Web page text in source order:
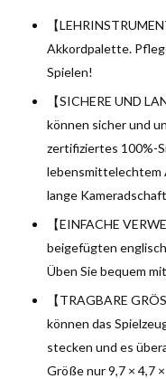
【
Akkordpalette.
Spielen!
【SICHERE UND
können sicher und
zertifiziertes 100%-
lebensmittelechtem
lange
【EINFACHE
beigefügten
Üben Sie bequem
【TRAGBARE
können das
stecken und es
Größe nur 9,7 × 4,7